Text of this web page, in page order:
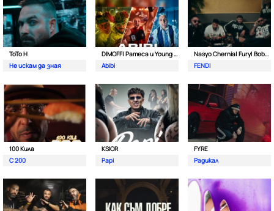
ToTo H
Не искам да зная
DIMOFF| Pameca и Young BB Young
Abibi
Nasyo Chernia| Fury| Bobo Armani| & N.A.S.I.
FENDI
100 Кила
С 200
KSIOR
Papi
FYRE
Радикал